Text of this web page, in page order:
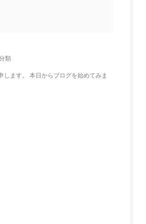
類
します。 本日からブログを始めてみま